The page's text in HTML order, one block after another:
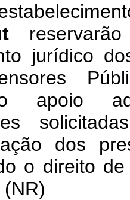
jurídico
apoio
dos
o direito
(NR)